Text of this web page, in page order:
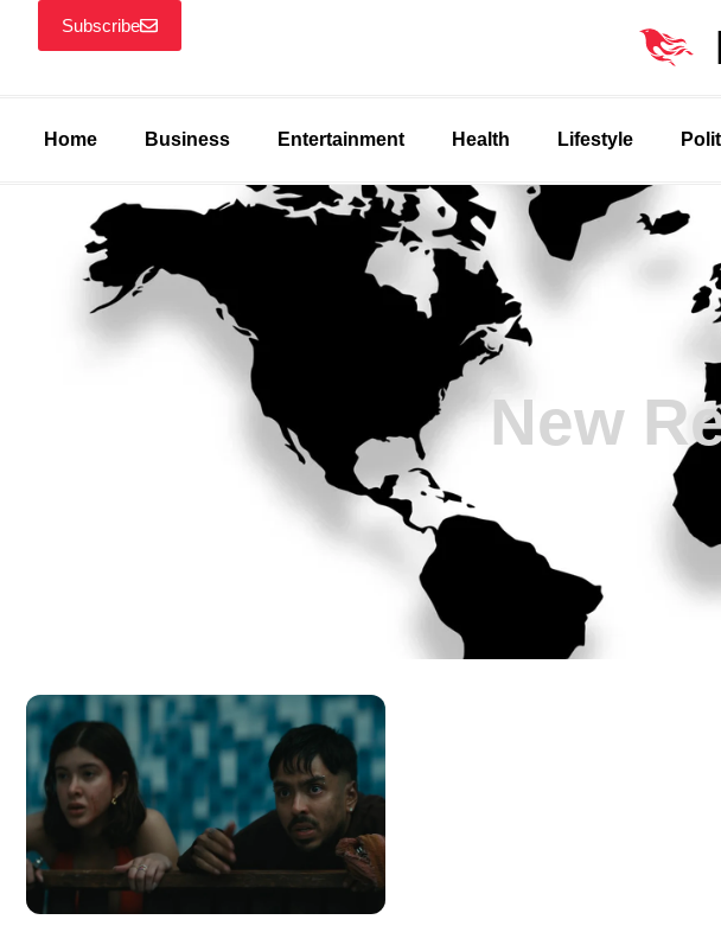
Subscribe
Home Business Entertainment Health Lifestyle
New